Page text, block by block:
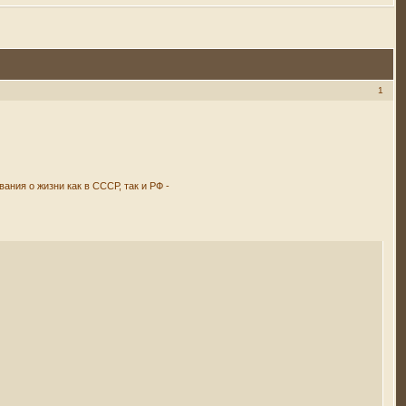
1
о жизни как в СССР, так и РФ -